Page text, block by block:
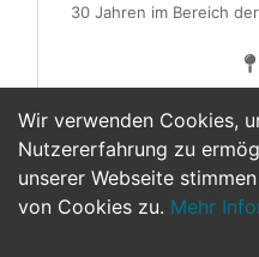
Wir verwenden Cookies,
Nutzererfahrung zu
unserer Webseite
von Cookies zu. Mehr
30 Jahren im Bereich